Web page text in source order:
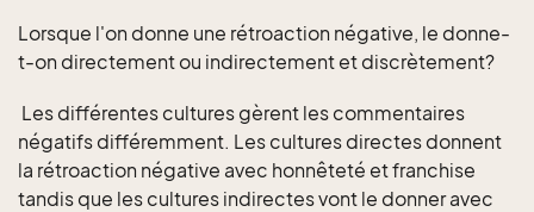
Lorsque l'on donne une rétroaction négative, le donne-
t-on directement ou indirectement et discrètement?
Les différentes cultures gèrent les commentaires
négatifs différemment. Les cultures directes donnent
la rétroaction négative avec honnêteté et franchise
tandis que les cultures indirectes vont le donner avec